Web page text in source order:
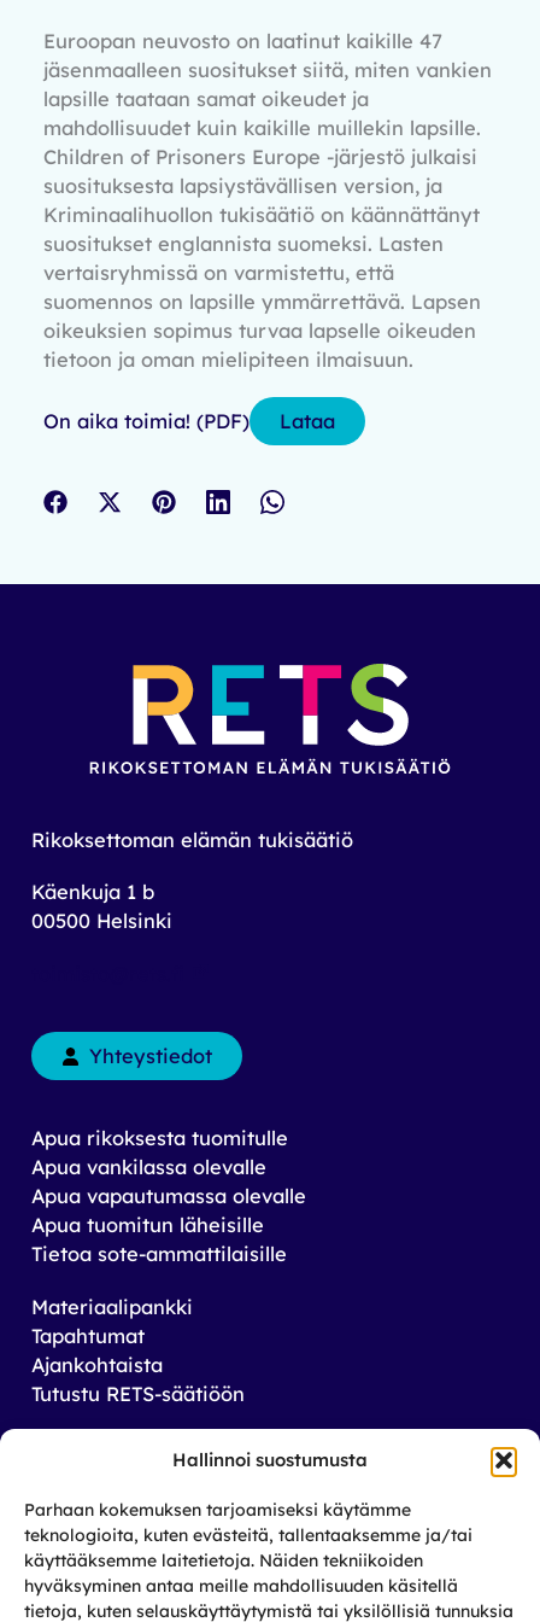
Hallinnoi suostumusta
Parhaan kokemuksen tarjoamiseksi käytämme
teknologioita, kuten evästeitä, tallentaaksemme ja/tai
käyttääksemme laitetietoja. Näiden tekniikoiden
hyväksyminen antaa meille mahdollisuuden käsitellä
tietoja, kuten selauskäyttäytymistä tai yksilöllisiä tunnuksia
Euroopan neuvosto on laatinut kaikille 47
jäsenmaalleen suositukset siitä, miten vankien
lapsille taataan samat oikeudet ja
mahdollisuudet kuin kaikille muillekin lapsille.
Children of Prisoners Europe -järjestö julkaisi
suosituksesta lapsiystävällisen version, ja
Kriminaalihuollon tukisäätiö on käännättänyt
suositukset englannista suomeksi. Lasten
vertaisryhmissä on varmistettu, että
suomennos on lapsille ymmärrettävä. Lapsen
oikeuksien sopimus turvaa lapselle oikeuden
tietoon ja oman mielipiteen ilmaisuun.
On aika toimia! (PDF) Lataa
Rikoksettoman elämän tukisäätiö
Käenkuja 1 b
00500 Helsinki
Yhteystiedot
Apua rikoksesta tuomitulle
Apua vankilassa olevalle
Apua vapautumassa olevalle
Apua tuomitun läheisille
Tietoa sote-ammattilaisille
Materiaalipankki
Tapahtumat
Ajankohtaista
Tutustu RETS-säätiöön
Tilaa uutiskirjeemme
Saat tiedon tulevista tapahtumista sekä
toiminnastamme rikos­taustaisten ja heidän
läheistensä aseman parantamiseksi.